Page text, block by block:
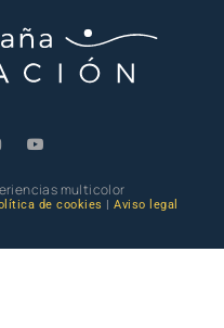
multicolor
de cookies |Aviso legal